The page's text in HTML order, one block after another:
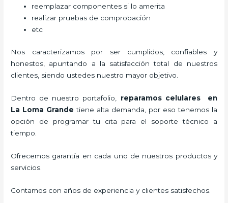
reemplazar componentes si lo amerita
realizar pruebas de comprobación
etc
Nos caracterizamos por ser cumplidos, confiables y
honestos, apuntando a la satisfacción total de nuestros
clientes, siendo ustedes nuestro mayor objetivo.
Dentro de nuestro portafolio, reparamos celularesen
La Loma Grande tiene alta demanda, por eso tenemos la
opción de programar tu cita para el soporte técnico a
tiempo.
Ofrecemos garantía en cada uno de nuestros productos y
servicios.
Contamos con años de experiencia y clientes satisfechos.